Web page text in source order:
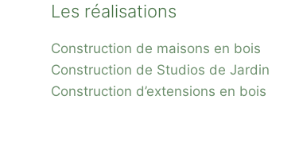
Les réalisations
Construction de maisons en bois
Construction de Studios de Jardin
Construction d’extensions en bois